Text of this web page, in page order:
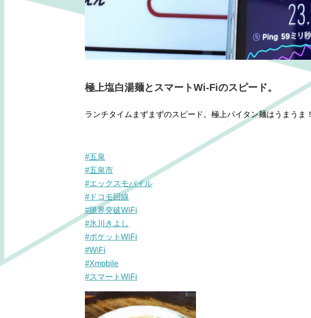
極上塩白湯麺とスマートWi-Fiのスピード。
ランチタイムまずまずのスピード。極上パイタン麺はうまうま！
#五泉
#五泉市
#エックスモバイル
#ドコモ回線
#限界突破WiFi
#氷川きよし
#ポケットWiFi
#WiFi
#Xmobile
#スマートWiFi